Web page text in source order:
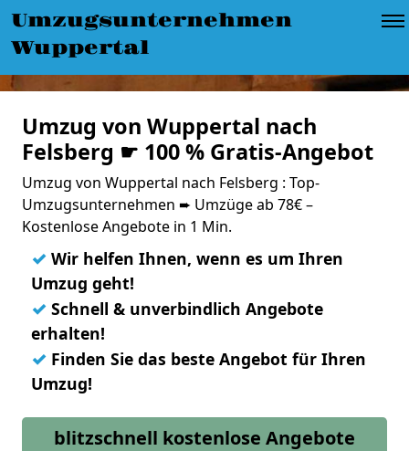
Umzugsunternehmen
Wuppertal
Umzug von Wuppertal nach
Felsberg ☛ 100 % Gratis-Angebot
Umzug von Wuppertal nach Felsberg : Top-
Umzugsunternehmen ➨ Umzüge ab 78€ –
Kostenlose Angebote in 1 Min.
✓ Wir helfen Ihnen, wenn es um Ihren
Umzug geht!
✓ Schnell & unverbindlich Angebote
erhalten!
✓ Finden Sie das beste Angebot für Ihren
Umzug!
blitzschnell kostenlose Angebote